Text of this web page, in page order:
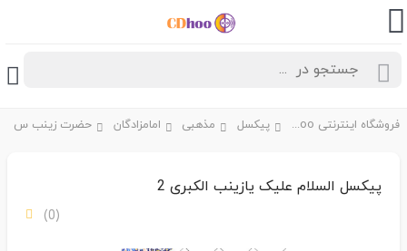
فروشگاه اینترنتی CDhoo پیکسل مذهبی امامزادگان حضرت زینب س
پیکسل السلام علیک یازینب الکبری 2
(0)